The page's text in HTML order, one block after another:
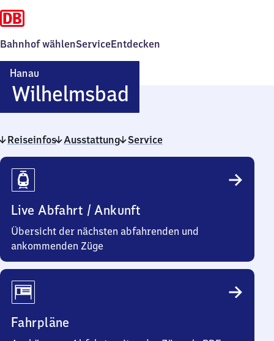
Bahnhof wählenServiceEntdecken
Hanau
Wilhelmsbad
Wilhelmsbad
Reiseinfos Ausstattung Service
Reiseinfos
Live Abfahrt / Ankunft
Übersicht der nächsten abfahrenden und
ankommenden Züge
Fahrpläne